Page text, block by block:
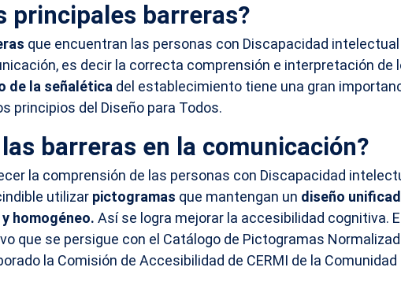
principales barreras?
que encuentran las personas con Discapacidad intelectual
es decir la correcta comprensión e interpretación de
de la señaléticadel establecimiento tiene una gran
principios del Diseño para Todos.
barreras en la comunicación?
la comprensión de las personas con Discapacidad
utilizar pictogramas que mantengan un diseño
homogéneo. Así se logra mejorar la accesibilidad cognitiva.
que se persigue con el Catálogo de Pictogramas
la Comisión de Accesibilidad de CERMI de la Comunidad